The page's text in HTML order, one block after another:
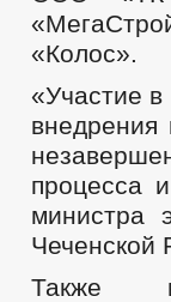
«Колос».
«Участие в
внедрения
процесса
министра
Чеченской
Также